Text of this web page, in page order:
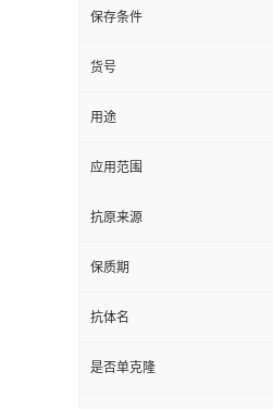
保存条件
货号
用途
应用范围
抗原来源
保质期
抗体名
是否单克隆